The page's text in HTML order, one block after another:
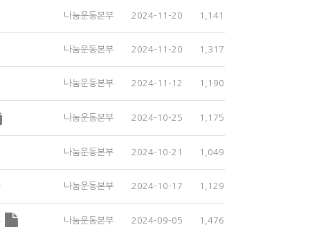
나눔운동본부 2024-11-20 1,141
나눔운동본부 2024-11-20 1,317
나눔운동본부 2024-11-12 1,190
나눔운동본부 2024-10-25 1,175
나눔운동본부 2024-10-21 1,049
나눔운동본부 2024-10-17 1,129
나눔운동본부 2024-09-05 1,476